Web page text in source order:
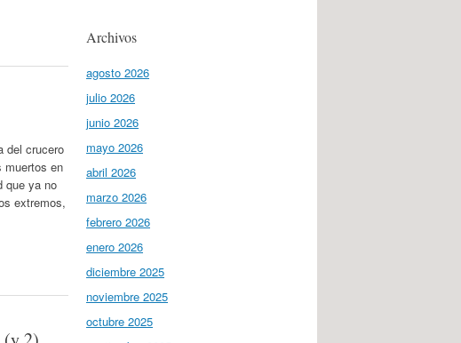
del crucero
muertos en
que ya no
extremos,
Archivos
agosto 2026
julio 2026
junio 2026
mayo 2026
abril 2026
marzo 2026
febrero 2026
enero 2026
diciembre 2025
noviembre 2025
octubre 2025